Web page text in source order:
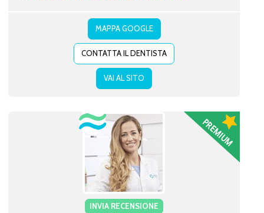
MAPPA GOOGLE
CONTATTA IL DENTISTA
VAI AL SITO
INVIA RECENSIONE